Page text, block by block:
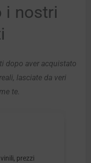
i nostri
dopo aver acquistato
lasciate da veri
te.
prezzi